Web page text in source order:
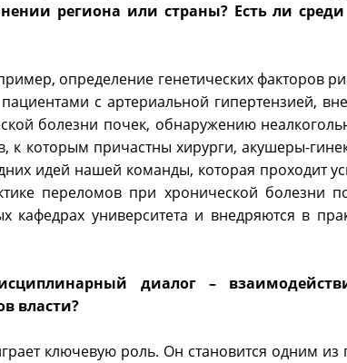
региона или страны? Есть ли
определение генетических факторов
с артериальной гипертензией,
болезни почек, обнаружению
которым причастны хирурги, акушеры-
идей нашей команды, которая проходит
переломов при хронической болезни
кафедрах университета и внедряются в
диалог –
власти?
ключевую роль. Он становится одним